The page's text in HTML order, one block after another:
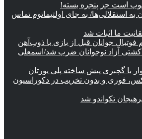
خوب است جز پنجره بسته!
به استقلالی‌ها/ به جای اولتیماتوم تماس
ما اثبات شد
فوتبال جوانان قبل از بازی با ذوب‌آهن
کشتی آزاد نوجوانان ضرب شد/اسمعلی
با گچبری پیش ساخته پلی یورتان
فوری و بدون تخریب در دکوراسیون
تکواندو شد